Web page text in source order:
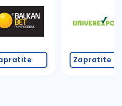
Zapratite